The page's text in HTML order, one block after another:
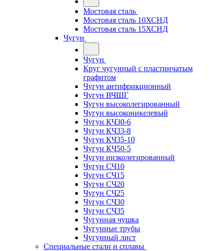
Мостовая сталь
Мостовая сталь 10ХСНД
Мостовая сталь 15ХСНД
Чугун
Чугун
Круг чугунный с пластинчатым
графитом
Чугун антифрикционный
Чугун ВЧШГ
Чугун высоколегированный
Чугун высоконикелевый
Чугун КЧ30-6
Чугун КЧ33-8
Чугун КЧ35-10
Чугун КЧ50-5
Чугун низколегированный
Чугун СЧ10
Чугун СЧ15
Чугун СЧ20
Чугун СЧ25
Чугун СЧ30
Чугун СЧ35
Чугунная чушка
Чугунные трубы
Чугунный лист
Специальные стали и сплавы